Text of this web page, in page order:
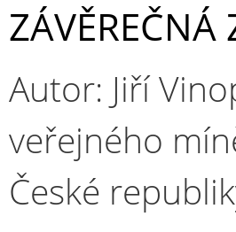
Autor: Jiří
veřejného
České